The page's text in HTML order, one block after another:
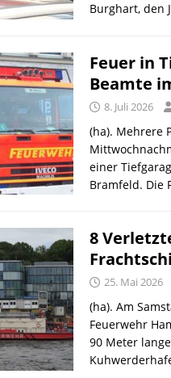
Burghart, den
Feuer in
Beamte
8. Juli 2026
(ha). Mehrere
einer
Bramfeld. Die
8
25. Mai 2026
(ha). Am
Feuerwehr
90 Meter